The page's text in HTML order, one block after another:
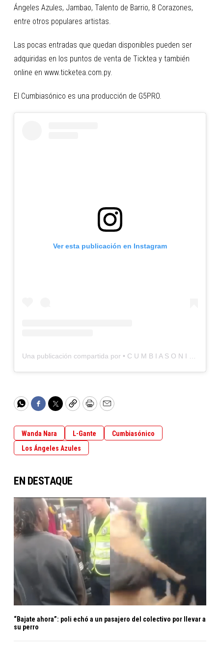
Ángeles Azules, Jambao, Talento de Barrio, 8 Corazones,
entre otros populares artistas.
Las pocas entradas que quedan disponibles pueden ser
adquiridas en los puntos de venta de Ticktea y también
online en www.ticketea.com.py.
El Cumbiasónico es una producción de G5PRO.
Ver esta publicación en Instagram
WhatsApp
Facebook
TwitterCopyPrintEmail
Wanda Nara L-Gante
Cumbiasónico
Los Ángeles Azules
EN DESTAQUE
“Bajate ahora”: poli echó a un pasajero del colectivo por llevar a
su perro